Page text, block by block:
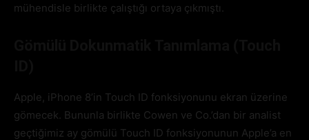
mühendisle birlikte çalıştığı ortaya çıkmıştı.
Apple, iPhone 8’in Touch ID fonksiyonunu ekran üzerine
gömecek. Bununla birlikte Cowen ve Co.’dan bir analist
geçtiğimiz ay gömülü Touch ID fonksiyonunun Apple’a en